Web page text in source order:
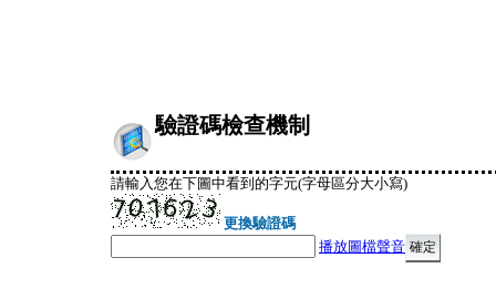
驗證碼檢查機制
請輸入您在下圖中看到的字元(字母區分大小寫)
更換驗證碼
播放圖檔聲音